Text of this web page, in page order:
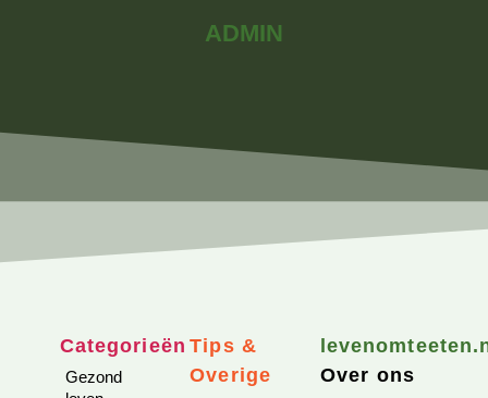
ADMIN
Categorieën
Gezond
Tips &
Overige
Over ons